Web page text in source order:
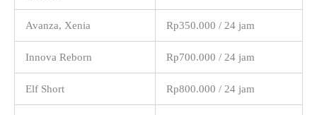
Avanza, Xenia Rp350.000 / 24 jam
Innova Reborn Rp700.000 / 24 jam
Elf Short Rp800.000 / 24 jam